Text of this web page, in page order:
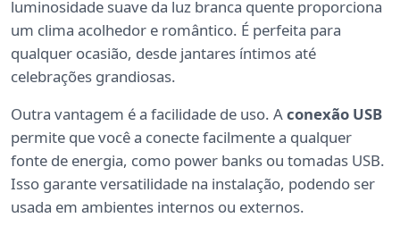
luminosidade suave da luz branca quente proporciona
um clima acolhedor e romântico. É perfeita para
qualquer ocasião, desde jantares íntimos até
celebrações grandiosas.
Outra vantagem é a facilidade de uso. Aconexão USB
permite que você a conecte facilmente a qualquer
fonte de energia, como power banks ou tomadas USB.
Isso garante versatilidade na instalação, podendo ser
usada em ambientes internos ou externos.